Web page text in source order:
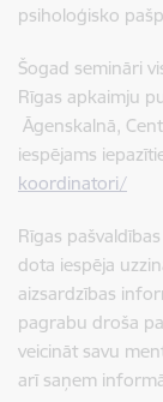
psiholoģisko
Šogad semināri
Rīgas apkaimju
Āgenskalnā,
iespējams
koordinatori/
Rīgas
dota iespēja
aizsardzības
pagrabu droša
veicināt savu
arī saņem